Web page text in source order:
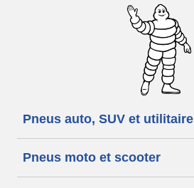
Pneus auto, SUV et utilitaire
Pneus moto et scooter